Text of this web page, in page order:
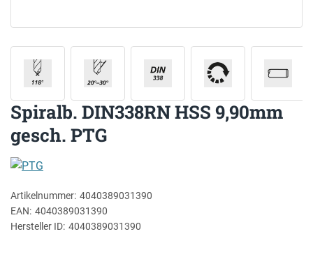
Spiralb. DIN338RN HSS 9,90mm
gesch. PTG
Artikelnummer: 4040389031390
EAN: 4040389031390
Hersteller ID: 4040389031390